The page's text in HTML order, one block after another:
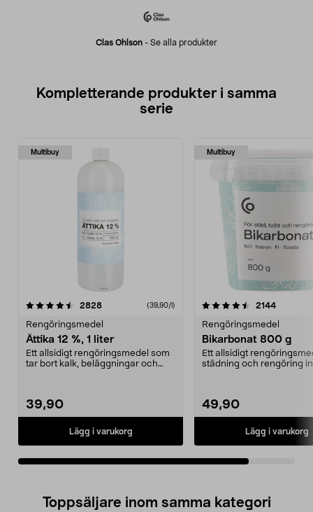
Clas Ohlson - Se alla produkter
Kompletterande produkter i samma
serie
Multibuy
2828recensioner(39,90/l)
Rengöringsmedel
Ättika 12 %, 1 liter
Ett allsidigt rengöringsmedel som
tar bort kalk, beläggningar och
39,90
Lägg i varukorg
Multibuy
4.5av 5 stjärnor 2144
Rengöringsmedel
Bikarbonat 800 g
Ett allsidigt
städning och rengöring
49,90
Lägg i varukorg
Toppsäljare inom samma kategori